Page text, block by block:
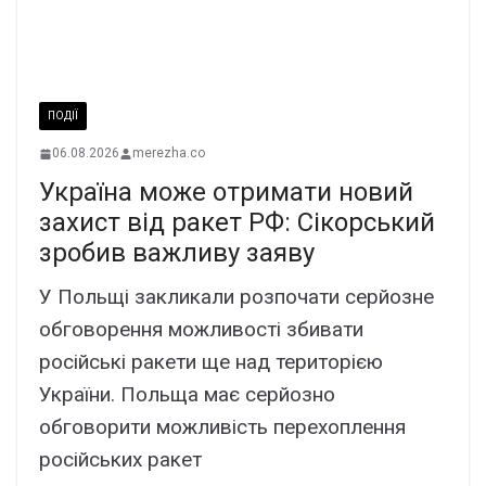
ПОДІЇ
06.08.2026 merezha.co
Україна може отримати новий
захист від ракет РФ: Сікорський
зробив важливу заяву
У Польщі закликали розпочати серйозне
обговорення можливості збивати
російські ракети ще над територією
України. Польща має серйозно
обговорити можливість перехоплення
російських ракет